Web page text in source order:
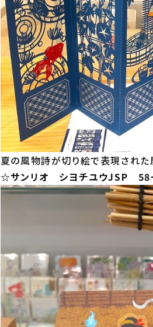
夏の風物詩が切り絵で表現された
☆サンリオ シヨチユウJSP